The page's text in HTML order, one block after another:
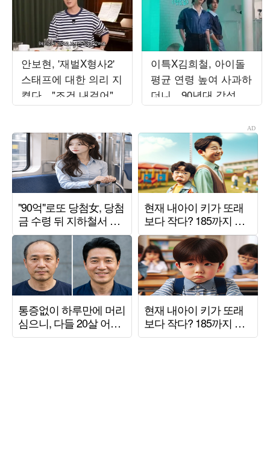
안보현, '재벌X형사2'
스태프에 대한 의리 지
켰다…"조건 내걸어"
상남자 면모 ('목요일
이특X김희철, 아이돌
평균 연령 높여 사과하
더니…90년대 감성 재
해석 ('트기트기 이특')